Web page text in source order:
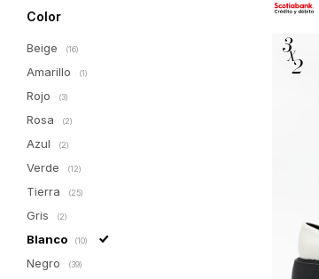
Color
Beige (16)
Amarillo (1)
Rojo (3)
Rosa (2)
Azul (2)
Verde (12)
Tierra (25)
Gris (2)
Blanco (10)
Negro (39)